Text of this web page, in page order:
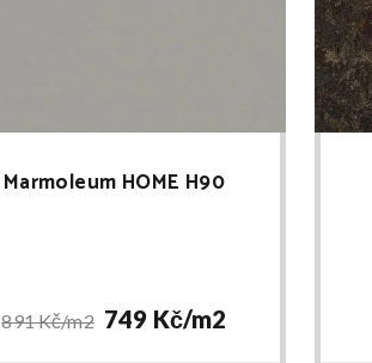
Marmoleum HOME H90
891 Kč/m2 749 Kč/m2